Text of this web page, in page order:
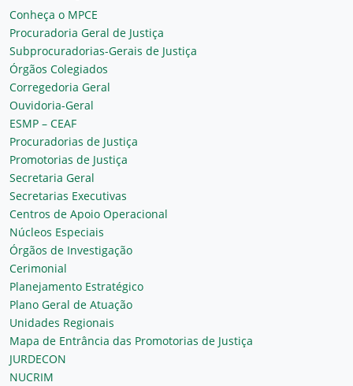
Conheça o MPCE
Procuradoria Geral de Justiça
Subprocuradorias-Gerais de Justiça
Órgãos Colegiados
Corregedoria Geral
Ouvidoria-Geral
ESMP – CEAF
Procuradorias de Justiça
Promotorias de Justiça
Secretaria Geral
Secretarias Executivas
Centros de Apoio Operacional
Núcleos Especiais
Órgãos de Investigação
Cerimonial
Planejamento Estratégico
Plano Geral de Atuação
Unidades Regionais
Mapa de Entrância das Promotorias de Justiça
JURDECON
NUCRIM